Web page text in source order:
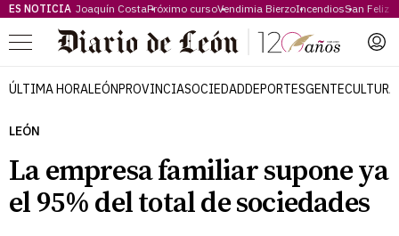
ES NOTICIA Joaquín CostaPróximo cursoVendimia BierzoIncendiosSan Feliz
Menú
ÚLTIMA HORALEÓNPROVINCIASOCIEDADDEPORTESGENTECULTURA
LEÓN
La empresa familiar supone ya
el 95% del total de sociedades